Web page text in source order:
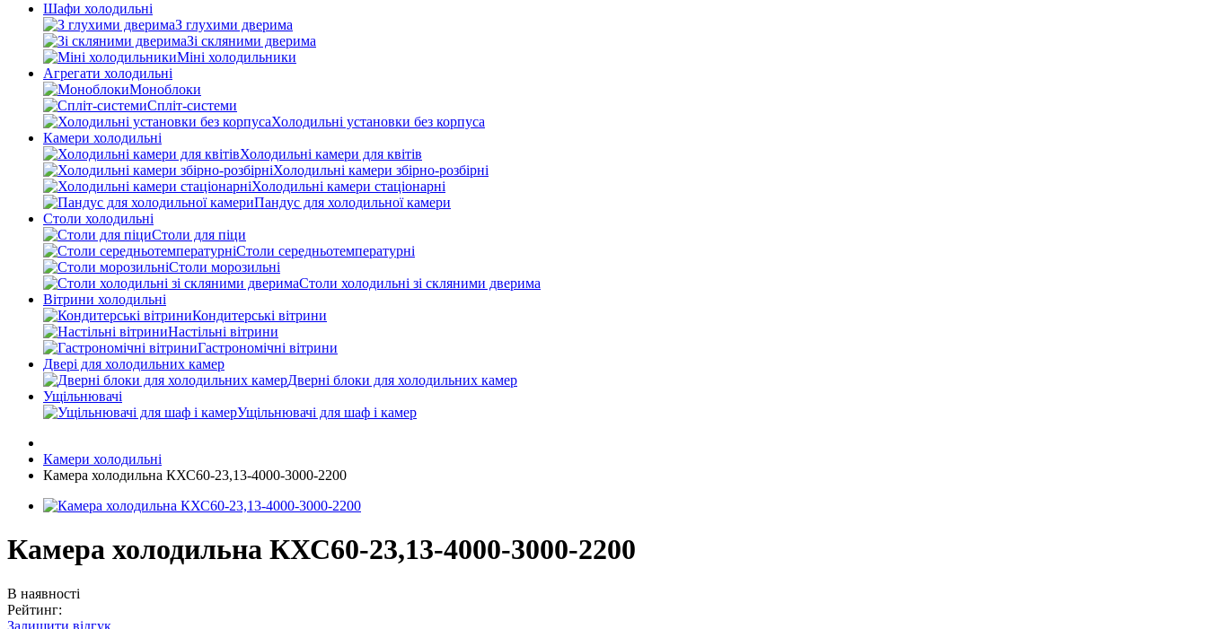
Шафи холодильні
З глухими дверима
Зі скляними дверима
Міні холодильники
Агрегати холодильні
Моноблоки
Спліт-системи
Холодильні установки без корпуса
Камери холодильні
Холодильні камери для квітів
Холодильні камери збірно-розбірні
Холодильні камери стаціонарні
Пандус для холодильної камери
Столи холодильні
Столи для піци
Столи середньотемпературні
Столи морозильні
Столи холодильні зі скляними дверима
Вітрини холодильні
Кондитерські вітрини
Настільні вітрини
Гастрономічні вітрини
Двері для холодильних камер
Дверні блоки для холодильних камер
Ущільнювачі
Ущільнювачі для шаф і камер
Камери холодильні
Камера холодильна КХС60-23,13-4000-3000-2200
Камера холодильна КХС60-23,13-4000-3000-2200
В наявності
Рейтинг:
Залишити відгук